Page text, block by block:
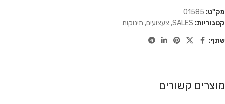
מק"ט: 01585
קטגוריות: SALES
, צעצועים, תינוקות
שתף:
מוצרים קשורים